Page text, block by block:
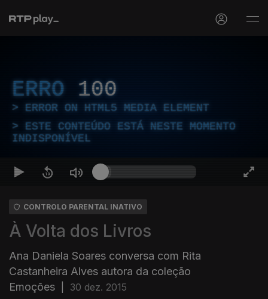
ERRO 100
ERROR ON HTML5 MEDIA ELEMENT
ESTE CONTEÚDO ESTÁ NESTE MOMENTO
INDISPONÍVEL
CONTROLO PARENTAL INATIVO
À Volta dos Livros
Ana Daniela Soares conversa com Rita
Castanheira Alves autora da coleção
Emoções
30 dez. 2015